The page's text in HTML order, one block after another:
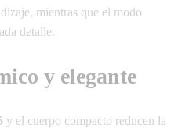
mientras que el modo
detalle.
y elegante
y el cuerpo compacto reducen la